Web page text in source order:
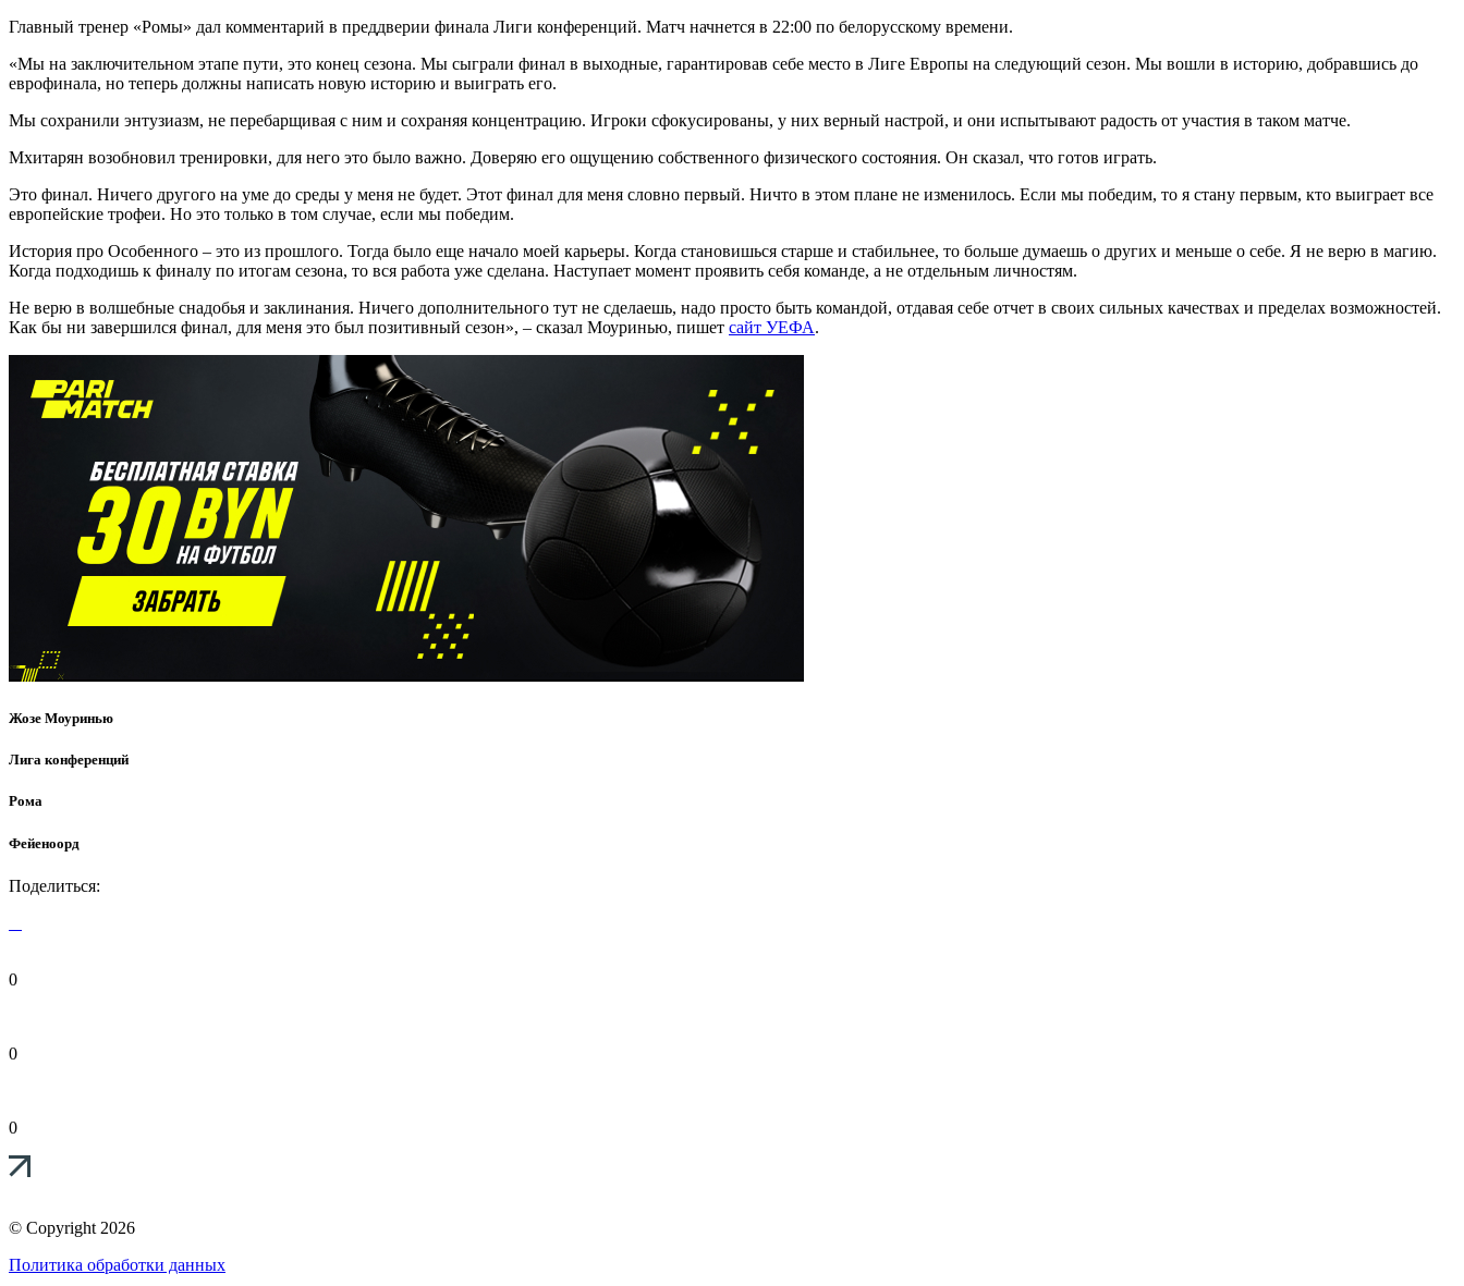
Главный тренер «Ромы» дал комментарий в преддверии финала Лиги конференций. Матч начнется в 22:00 по белорусскому времени.
«Мы на заключительном этапе пути, это конец сезона. Мы сыграли финал в выходные, гарантировав себе место в Лиге Европы на следующий сезон. Мы вошли в историю, добравшись до
еврофинала, но теперь должны написать новую историю и выиграть его.
Мы сохранили энтузиазм, не перебарщивая с ним и сохраняя концентрацию. Игроки сфокусированы, у них верный настрой, и они испытывают радость от участия в таком матче.
Мхитарян возобновил тренировки, для него это было важно. Доверяю его ощущению собственного физического состояния. Он сказал, что готов играть.
Это финал. Ничего другого на уме до среды у меня не будет. Этот финал для меня словно первый. Ничто в этом плане не изменилось. Если мы победим, то я стану первым, кто выиграет все
европейские трофеи. Но это только в том случае, если мы победим.
История про Особенного – это из прошлого. Тогда было еще начало моей карьеры. Когда становишься старше и стабильнее, то больше думаешь о других и меньше о себе. Я не верю в магию.
Когда подходишь к финалу по итогам сезона, то вся работа уже сделана. Наступает момент проявить себя команде, а не отдельным личностям.
Не верю в волшебные снадобья и заклинания. Ничего дополнительного тут не сделаешь, надо просто быть командой, отдавая себе отчет в своих сильных качествах и пределах возможностей.
Как бы ни завершился финал, для меня это был позитивный сезон», – сказал Моуринью, пишет сайт УЕФА.
Жозе Моуринью
Лига конференций
Рома
Фейеноорд
Поделиться:
0
0
0
© Copyright 2026
Политика обработки данных